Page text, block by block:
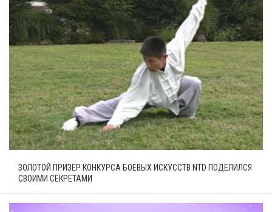
ЗОЛОТОЙ ПРИЗЁР КОНКУРСА БОЕВЫХ ИСКУССТВ NTD ПОДЕЛИЛСЯ
СВОИМИ СЕКРЕТАМИ